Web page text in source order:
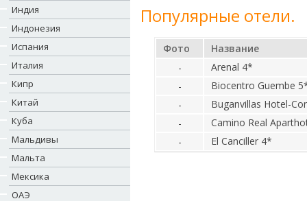
Индия
Индонезия
Испания
Италия
Кипр
Китай
Куба
Мальдивы
Мальта
Мексика
ОАЭ
Популярные отели.
Фото
Название
-
Arenal 4*
-
Biocentro Guembe
-
Buganvillas Hotel-
-
Camino Real
-
El Canciller 4*